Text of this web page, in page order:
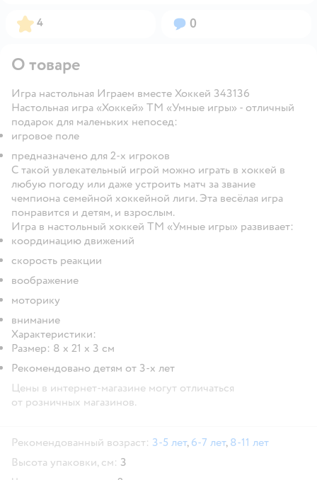
Рейтинг:
4 Вопросов:
0
О товаре
Игра настольная Играем вместе Хоккей 343136
Настольная игра «Хоккей» ТМ «Умные игры» - отличный
подарок для маленьких непосед:
игровое поле
предназначено для 2-х игроков
С такой увлекательный игрой можно играть в хоккей в
любую погоду или даже устроить матч за звание
чемпиона семейной хоккейной лиги. Эта весёлая игра
понравится и детям, и взрослым.
Игра в настольный хоккей ТМ «Умные игры» развивает:
координацию движений
скорость реакции
воображение
моторику
внимание
Характеристики:
Размер: 8 х 21 х 3 см
Рекомендовано детям от 3-х лет
Цены в интернет-магазине могут отличаться
от розничных магазинов.
Рекомендованный возраст: 3-5 лет, 6-7 лет, 8-11 лет
Высота упаковки, см: 3